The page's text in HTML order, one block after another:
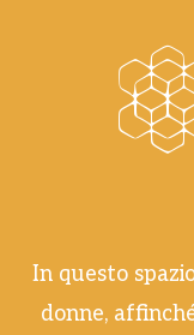
In questo
donne,